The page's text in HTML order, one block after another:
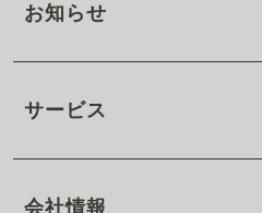
お知らせ
サービス
会社情報